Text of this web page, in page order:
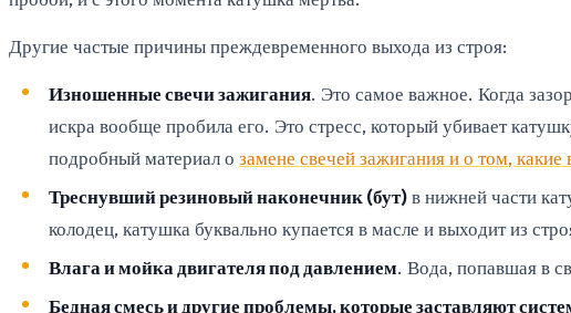
Другие частые причины преждевременного выхода из строя:
Изношенные свечи зажигания. Это самое важное. Когда
искра вообще пробила его. Это стресс, который убивает
подробный материал о замене свечей зажигания и о том, какие
Треснувший резиновый наконечник (бут)в нижней части
колодец, катушка буквально купается в масле и выходит из
Влага и мойка двигателя под давлением. Вода, попавшая в
Бедная смесь и другие проблемы, которые заставляют